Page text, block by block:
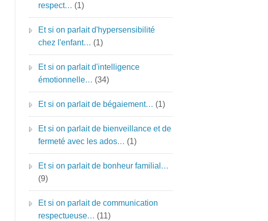
respect… (1)
Et si on parlait d'hypersensibilité
chez l'enfant… (1)
Et si on parlait d'intelligence
émotionnelle… (34)
Et si on parlait de bégaiement… (1)
Et si on parlait de bienveillance et de
fermeté avec les ados… (1)
Et si on parlait de bonheur familial…
(9)
Et si on parlait de communication
respectueuse… (11)